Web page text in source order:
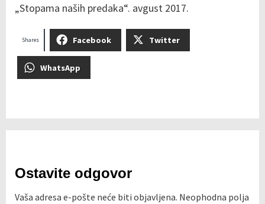
„Stopama naših predaka“. avgust 2017.
Facebook Twitter
WhatsApp
Shares
Ostavite odgovor
Vaša adresa e-pošte neće biti objavljena. Neophodna polja